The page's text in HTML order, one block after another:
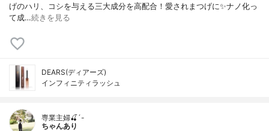
げのハリ、コシを与える三大成分を高配合！愛されまつげに✨ナノ化っ
て成…続きを見る
DEARS(ディアーズ)
インフィニティラッシュ
専業主婦🍒´-
ちゃんあり